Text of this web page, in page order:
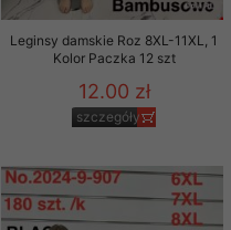
Leginsy damskie Roz 8XL-11XL, 1
Kolor Paczka 12 szt
12.00 zł
szczegóły